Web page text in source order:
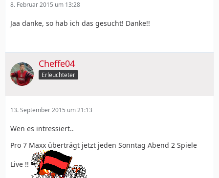
8. Februar 2015 um 13:28
Jaa danke, so hab ich das gesucht! Danke!!
Cheffe04
Erleuchteter
13. September 2015 um 21:13
Wen es intressiert..
Pro 7 Maxx überträgt jetzt jeden Sonntag Abend 2 Spiele
Live !!